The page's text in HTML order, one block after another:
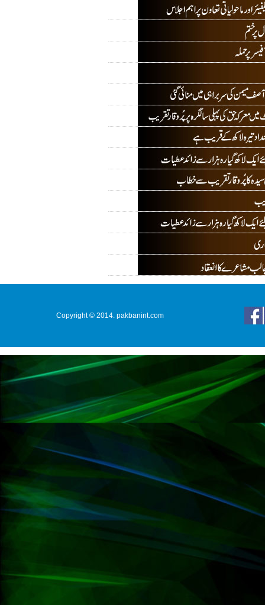
Copyright © 2014. pakbanint.com